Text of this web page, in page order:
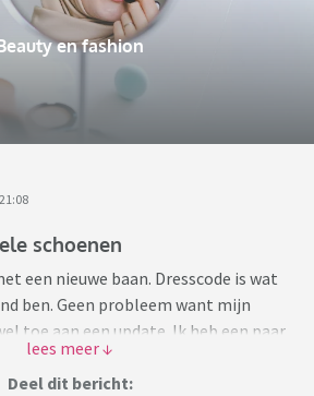
en fashion
schoenen
een nieuwe baan. Dresscode is wat
ben. Geen probleem want mijn
toe aan een update. Ik heb een paar
loop er nu tegen aan dat ik
heb.
Deel dit bericht: